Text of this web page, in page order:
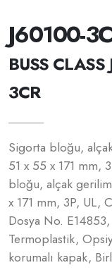
J60100-
BUSS
3CR
Sigorta bloğu,
51 x 55 x 171 mm,
bloğu, alçak
x 171 mm, 3P, UL,
Dosya No.
Termoplastik,
korumalı kapak,